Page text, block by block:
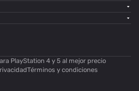
PlayStation 4 y 5 al mejor precio
Términos y condiciones